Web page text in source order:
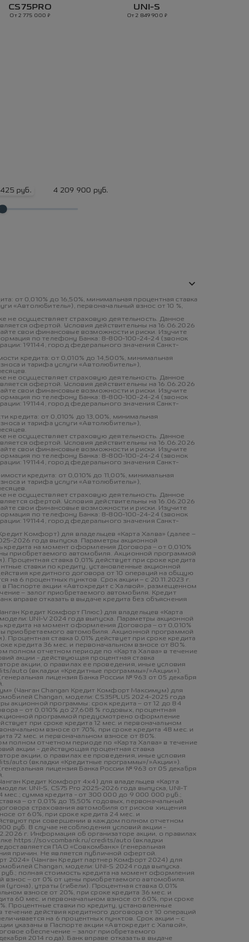
CS75PRO
От 2 775 000₽
UNI-S
От 2 849 900 ₽
руб. 4 209 900 руб.
от 0,010% до 16,50%, минимальная процентная ставка
«Автолюбитель»), первоначальный взнос от 10 %,
не осуществляет страховую деятельность. Данное
офертой. Условия действительны на 16.06.2026
свои финансовые возможности и риски. Изучите
по телефону Банка: 8-800-100-24-24 (звонок
191144, город федерального значения Санкт-
кредита: от 0,010% до 14,500%, минимальная
и тарифа услуги «Автолюбитель»),
не осуществляет страховую деятельность. Данное
офертой. Условия действительны на 16.06.2026
свои финансовые возможности и риски. Изучите
по телефону Банка: 8-800-100-24-24 (звонок
191144, город федерального значения Санкт-
кредита: от 0,010% до 13,00%, минимальная
и тарифа услуги «Автолюбитель»),
не осуществляет страховую деятельность. Данное
офертой. Условия действительны на 16.06.2026
свои финансовые возможности и риски. Изучите
по телефону Банка: 8-800-100-24-24 (звонок
191144, город федерального значения Санкт-
кредита: от 0,010% до 11,00%, минимальная
и тарифа услуги «Автолюбитель»),
не осуществляет страховую деятельность. Данное
офертой. Условия действительны на 16.06.2026
свои финансовые возможности и риски. Изучите
по телефону Банка: 8-800-100-24-24 (звонок
191144, город федерального значения Санкт-
Комфорт) для владельцев «Карта Халва» (далее –
2026 года выпуска. Параметры акционной
кредита на момент оформления Договора – от 0,010%
приобретаемого автомобиля. Акционной программой
ставка 0,01% действует при сроке кредита
ставки по кредиту, установленные акционной
кредитного договора от 10 операций на общую
6 процентных пунктов. Срок акции – с 20.11.2023 г.
Паспорте акции «Автокредит с Халвой», размещенном
– залог приобретаемого автомобиля. Кредит
вправе отказать в выдаче кредита без объяснения
Кредит Комфорт Плюс) для владельцев «Карта
UNI-V 2024 года выпуска. Параметры акционной
кредита на момент оформления Договора – от 0,010%
приобретаемого автомобиля. Акционной программой
ставка 0,01% действует при сроке кредита
кредита 36 мес. и первоначальном взносе от 80%.
полном отчетном периоде по «Карта Халва» в течение
акции - действующая процентная ставка
акции, о правилах ее проведения, иные условия
auto (вкладки «Кредитные программы»/»Акции»).
лицензия Банка России № 963 от 05 декабря
(Чанган Changan Кредит Комфорт Максимум) для
Changan, модели: CS35PLUS 2024-2025 года
акционной программы: срок кредита – от 12 до 84
– от 0,010% до 27,608 % годовых, процентная
программой предусмотрено оформление
при сроке кредита 12 мес. и первоначальном
взносе от 70%, при сроке кредита 48 мес. и
72 мес. и первоначальном взносе от 80%.
полном отчетном периоде по «Карта Халва» в течение
акции - действующая процентная ставка
акции, о правилах ее проведения, иные условия
auto (вкладки «Кредитные программы»/»Акции»).
лицензия Банка России № 963 от 05 декабря
Кредит Комфорт 4х4) для владельцев «Карта
UNI-S, CS75 Pro 2025-2026 года выпуска, UNI-T
мес.; сумма кредита - от 300 000 до 9 000 000 руб.;
– от 0,01% до 15,50% годовых, первоначальный
страхования автомобиля от рисков хищения
от 60%, при сроке кредита 24 мес. и
при совершении в каждом полном отчетном
руб. В случае несоблюдения условий акции -
г. Информация об организаторе акции, о правилах
https://sovcombank.ru/credits/auto (вкладки
ПАО «Совкомбанк» (генеральная
причин. Не является публичной офертой.
2024» (Чанган Кредит партнер Комфорт 2024) для
Changan, модели: UNI-S 2024 года выпуска.
полная стоимость кредита на момент оформления
взнос – от 0% от цены приобретаемого автомобиля.
утраты (гибели). Процентная ставка 0,01%
взносе от 20%, при сроке кредита 36 мес. и
60 мес. и первоначальном взносе от 60%, при сроке
Процентные ставки по кредиту, установленные
действия кредитного договора от 10 операций
на 6 процентных пунктов. Срок акции – с
указаны в Паспорте акции «Автокредит с Халвой»,
обеспечение – залог приобретаемого
2014 года). Банк вправе отказать в выдаче